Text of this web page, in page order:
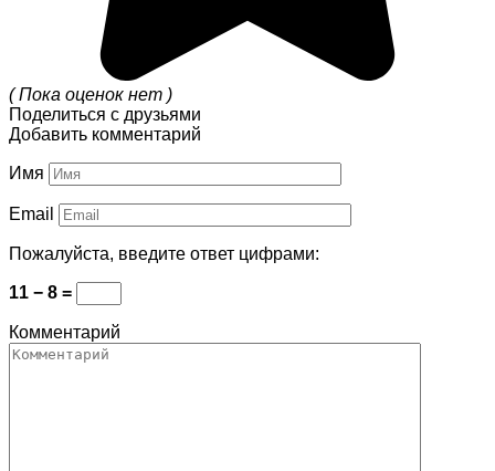
( Пока оценок нет )
Поделиться с друзьями
Добавить комментарий
Имя
Email
Пожалуйста, введите ответ цифрами:
11 − 8 =
Комментарий